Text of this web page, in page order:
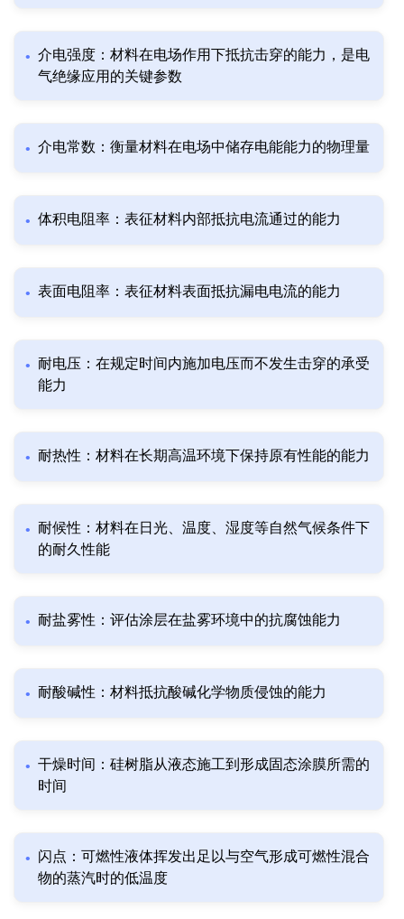
介电强度：材料在电场作用下抵抗击穿的能力，是电
气绝缘应用的关键参数
介电常数：衡量材料在电场中储存电能能力的物理量
体积电阻率：表征材料内部抵抗电流通过的能力
表面电阻率：表征材料表面抵抗漏电电流的能力
耐电压：在规定时间内施加电压而不发生击穿的承受
能力
耐热性：材料在长期高温环境下保持原有性能的能力
耐候性：材料在日光、温度、湿度等自然气候条件下
的耐久性能
耐盐雾性：评估涂层在盐雾环境中的抗腐蚀能力
耐酸碱性：材料抵抗酸碱化学物质侵蚀的能力
干燥时间：硅树脂从液态施工到形成固态涂膜所需的
时间
闪点：可燃性液体挥发出足以与空气形成可燃性混合
物的蒸汽时的低温度